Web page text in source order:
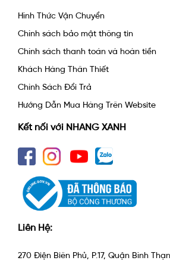
Hình Thức Vận Chuyển
Chính sách bảo mật thông tin
Chính sách thanh toán và hoàn tiền
Khách Hàng Thân Thiết
Chính Sách Đổi Trả
Hướng Dẫn Mua Hàng Trên Website
Kết nối với NHANG XANH
Liên Hệ:
270 Điện Biên Phủ, P.17, Quận Bình